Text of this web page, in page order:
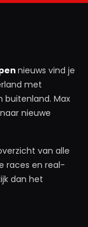
nieuws vind je
met
buitenland. Max
nieuwe
van alle
races en real-
dan het